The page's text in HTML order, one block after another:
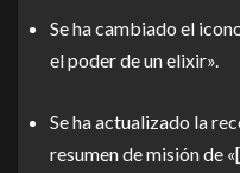
Se ha cambiado el
el poder de un elixir».
Se ha actualizado la
resumen de misión de